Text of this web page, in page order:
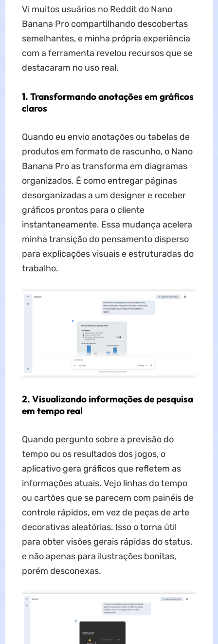
Vi muitos usuários no Reddit do Nano
Banana Pro compartilhando descobertas
semelhantes, e minha própria experiência
com a ferramenta revelou recursos que se
destacaram no uso real.
1. Transformando anotações em gráficos
claros
Quando eu envio anotações ou tabelas de
produtos em formato de rascunho, o Nano
Banana Pro as transforma em diagramas
organizados. É como entregar páginas
desorganizadas a um designer e receber
gráficos prontos para o cliente
instantaneamente. Essa mudança acelera
minha transição do pensamento disperso
para explicações visuais e estruturadas do
trabalho.
2. Visualizando informações de pesquisa
em tempo real
Quando pergunto sobre a previsão do
tempo ou os resultados dos jogos, o
aplicativo gera gráficos que refletem as
informações atuais. Vejo linhas do tempo
ou cartões que se parecem com painéis de
controle rápidos, em vez de peças de arte
decorativas aleatórias. Isso o torna útil
para obter visões gerais rápidas do status,
e não apenas para ilustrações bonitas,
porém desconexas.